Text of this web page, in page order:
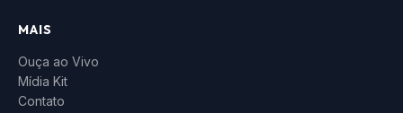
MAIS
Ouça ao Vivo
Mídia Kit
Contato